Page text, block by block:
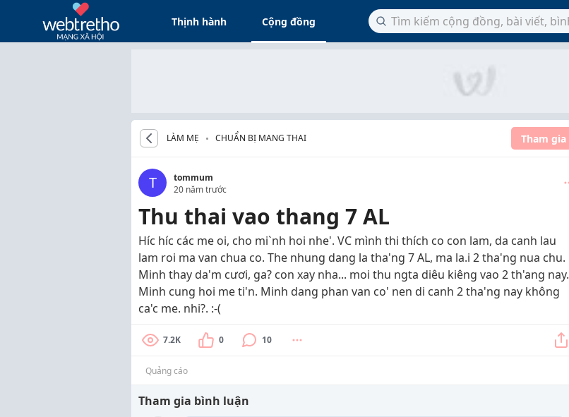
Thịnh hành Cộng đồng
LÀM MẸ CHUẨN BỊ MANG THAI Tham gia
T
tommum
20 năm trước
Thu thai vao thang 7 AL
Híc híc các me oi, cho mi`nh hoi nhe'. VC mình thi thích co con lam, da canh lau
lam roi ma van chua co. The nhung dang la tha'ng 7 AL, ma la.i 2 tha'ng nua chu.
Minh thay da'm cươi, ga? con xay nha... moi thu ngta diêu kiêng vao 2 th'ang nay.
Minh cung hoi me ti'n. Minh dang phan van co' nen di canh 2 tha'ng nay không
ca'c me. nhi?. :-(
7.2K 0 10
Quảng cáo
Tham gia bình luận